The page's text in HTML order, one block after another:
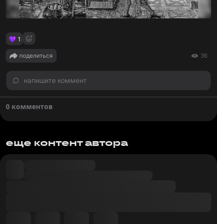
1
поделиться 36
напишите коммент
0 комментов
еще контент автора